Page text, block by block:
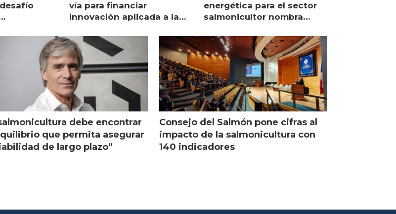
vía para financiar
innovación aplicada a la
energética para el sector
salmonicultor nombra
debe encontrar
que permita asegurar
de largo plazo”
Consejo del Salmón pone cifras al
impacto de la salmonicultura con
140 indicadores